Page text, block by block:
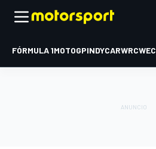
FÓRMULA 1MOTOGPINDYCARWRCWEC